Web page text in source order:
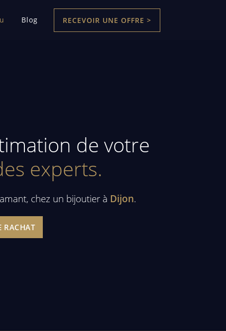
Blog RECEVOIR UNE OFFRE >
de votre
experts.
chez un bijoutier à Dijon.
RACHAT